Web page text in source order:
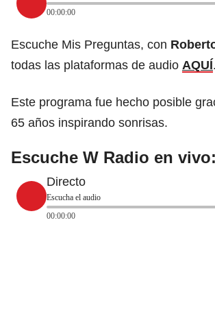
00:00:00
Escuche Mis Preguntas, con
todas las plataformas de audio AQUÍ.
Este programa fue hecho posible
65 años inspirando sonrisas.
Escuche W Radio en vivo:
Directo
Escucha el audio
00:00:00